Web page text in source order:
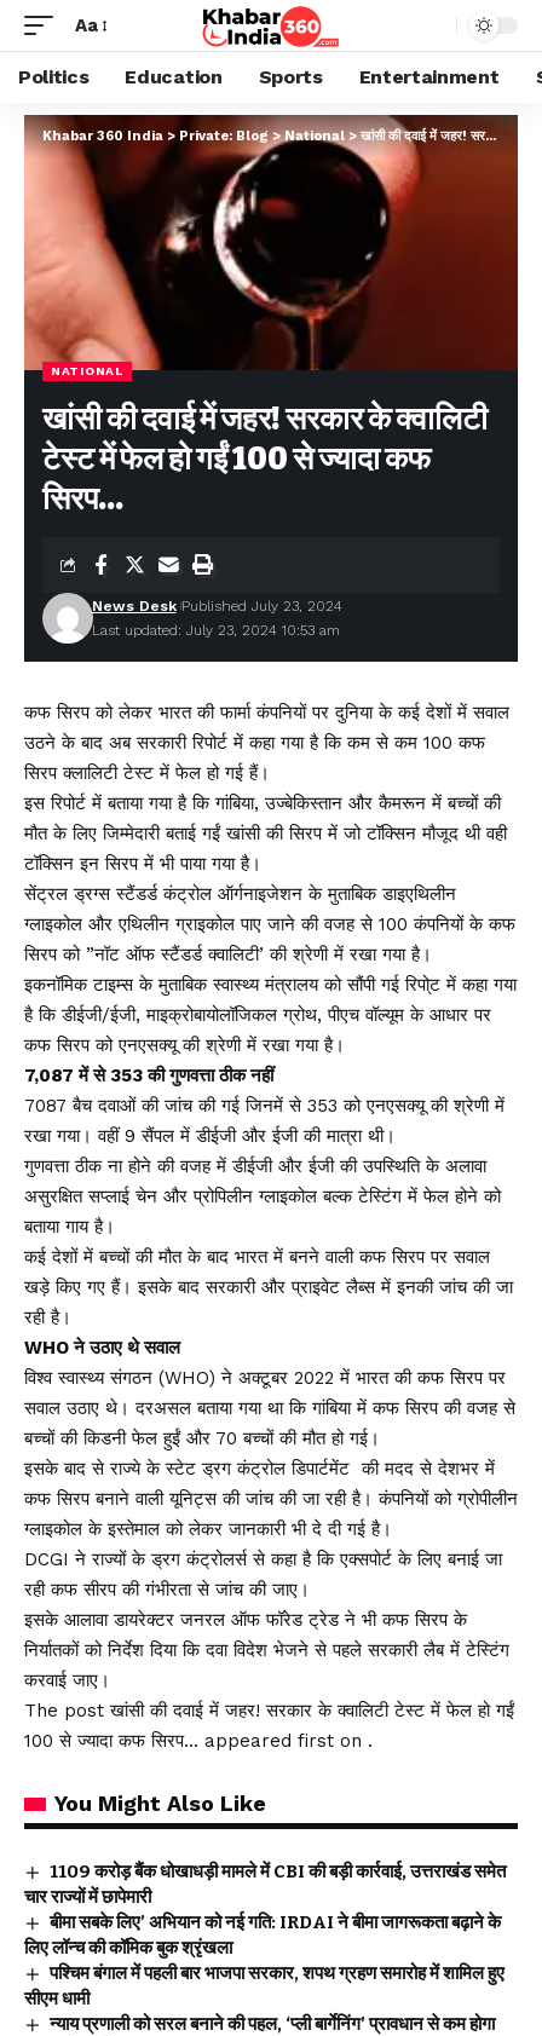
Aa
Politics Education Sports Entertainment
Khabar 360 India > Private: Blog>National>खांसी की दवाई में जहर! सरकार के क्वालिटी टेस्ट में फेल हो गईं 100 से ज्यादा कफ सिरप…
NATIONAL
खांसी की दवाई में जहर! सरकार के क्वालिटी
टेस्ट में फेल हो गईं 100 से ज्यादा कफ
सिरप…
Last updated: July 23, 2024 10:53 am
News Desk Published July 23, 2024
कफ सिरप को लेकर भारत की फार्मा कंपनियों पर दुनिया के कई देशों में सवाल
उठने के बाद अब सरकारी रिपोर्ट में कहा गया है कि कम से कम 100 कफ
सिरप क्लालिटी टेस्ट में फेल हो गई हैं।
इस रिपोर्ट में बताया गया है कि गांबिया, उज्बेकिस्तान और कैमरून में बच्चों की
मौत के लिए जिम्मेदारी बताई गईं खांसी की सिरप में जो टॉक्सिन मौजूद थी वही
टॉक्सिन इन सिरप में भी पाया गया है।
सेंट्रल ड्रग्स स्टैंडर्ड कंट्रोल ऑर्गनाइजेशन के मुताबिक डाइएथिलीन
ग्लाइकोल और एथिलीन ग्राइकोल पाए जाने की वजह से 100 कंपनियों के कफ
सिरप को ”नॉट ऑफ स्टैंडर्ड क्वालिटी’ की श्रेणी में रखा गया है।
इकनॉमिक टाइम्स के मुताबिक स्वास्थ्य मंत्रालय को सौंपी गई रिपो्ट में कहा गया
है कि डीईजी/ईजी, माइक्रोबायोलॉजिकल ग्रोथ, पीएच वॉल्यूम के आधार पर
कफ सिरप को एनएसक्यू की श्रेणी में रखा गया है।
7,087 में से 353 की गुणवत्ता ठीक नहीं
7087 बैच दवाओं की जांच की गई जिनमें से 353 को एनएसक्यू की श्रेणी में
रखा गया। वहीं 9 सैंपल में डीईजी और ईजी की मात्रा थी।
गुणवत्ता ठीक ना होने की वजह में डीईजी और ईजी की उपस्थिति के अलावा
असुरक्षित सप्लाई चेन और प्रोपिलीन ग्लाइकोल बल्क टेस्टिंग में फेल होने को
बताया गाय है।
कई देशों में बच्चों की मौत के बाद भारत में बनने वाली कफ सिरप पर सवाल
खड़े किए गए हैं। इसके बाद सरकारी और प्राइवेट लैब्स में इनकी जांच की जा
रही है।
WHO ने उठाए थे सवाल
विश्व स्वास्थ्य संगठन (WHO) ने अक्टूबर 2022 में भारत की कफ सिरप पर
सवाल उठाए थे। दरअसल बताया गया था कि गांबिया में कफ सिरप की वजह से
बच्चों की किडनी फेल हुईं और 70 बच्चों की मौत हो गई।
इसके बाद से राज्ये के स्टेट ड्रग कंट्रोल डिपार्टमेंट की मदद से देशभर में
कफ सिरप बनाने वाली यूनिट्स की जांच की जा रही है। कंपनियों को ग्रोपीलीन
ग्लाइकोल के इस्तेमाल को लेकर जानकारी भी दे दी गई है।
DCGI ने राज्यों के ड्रग कंट्रोलर्स से कहा है कि एक्सपोर्ट के लिए बनाई जा
रही कफ सीरप की गंभीरता से जांच की जाए।
इसके आलावा डायरेक्टर जनरल ऑफ फॉरेड ट्रेड ने भी कफ सिरप के
निर्यातकों को निर्देश दिया कि दवा विदेश भेजने से पहले सरकारी लैब में टेस्टिंग
करवाई जाए।
The post खांसी की दवाई में जहर! सरकार के क्वालिटी टेस्ट में फेल हो गईं
100 से ज्यादा कफ सिरप… appeared first on .
You Might Also Like
₹1109 करोड़ बैंक धोखाधड़ी मामले में CBI की बड़ी कार्रवाई, उत्तराखंड समेत
चार राज्यों में छापेमारी
बीमा सबके लिए’ अभियान को नई गति: IRDAI ने बीमा जागरूकता बढ़ाने के
लिए लॉन्च की कॉमिक बुक श्रृंखला
पश्चिम बंगाल में पहली बार भाजपा सरकार, शपथ ग्रहण समारोह में शामिल हुए
सीएम धामी
न्याय प्रणाली को सरल बनाने की पहल, ‘प्ली बार्गेनिंग’ प्रावधान से कम होगा